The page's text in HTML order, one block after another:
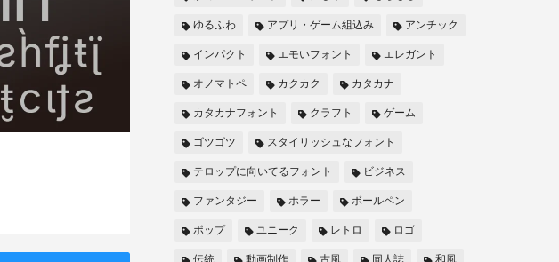
ゆるふわ アプリ・ゲーム組込み アンチック
インパクト エモいフォント エレガント
オノマトペ カクカク カタカナ
カタカナフォント クラフト ゲーム
ゴツゴツ スタイリッシュなフォント
テロップに向いてるフォント ビジネス
ファンタジー ホラー ボールペン
ポップ ユニーク レトロ ロゴ